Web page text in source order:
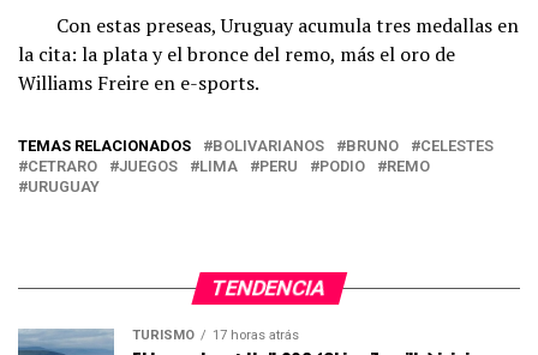
Con estas preseas, Uruguay acumula tres medallas en
la cita: la plata y el bronce del remo, más el oro de
Williams Freire en e-sports.
TEMAS RELACIONADOS BOLIVARIANOS BRUNO
CELESTES
CETRARO
JUEGOS LIMA PERU PODIO
REMO
URUGUAY
TENDENCIA
TURISMO 17 horas atrás